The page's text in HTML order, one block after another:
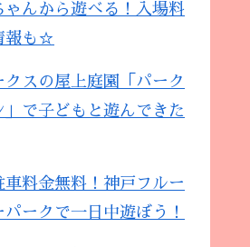
ゃんから遊べる！入場料
報も☆
クスの屋上庭園「パーク
」で子どもと遊んできた
車料金無料！神戸フルー
パークで一日中遊ぼう！